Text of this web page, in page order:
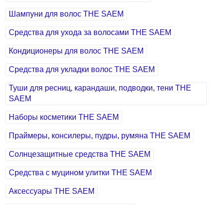
Шампуни для волос THE SAEM
Средства для ухода за волосами THE SAEM
Кондиционеры для волос THE SAEM
Средства для укладки волос THE SAEM
Туши для ресниц, карандаши, подводки, тени THE
SAEM
Наборы косметики THE SAEM
Праймеры, консилеры, пудры, румяна THE SAEM
Солнцезащитные средства THE SAEM
Средства с муцином улитки THE SAEM
Аксессуары THE SAEM